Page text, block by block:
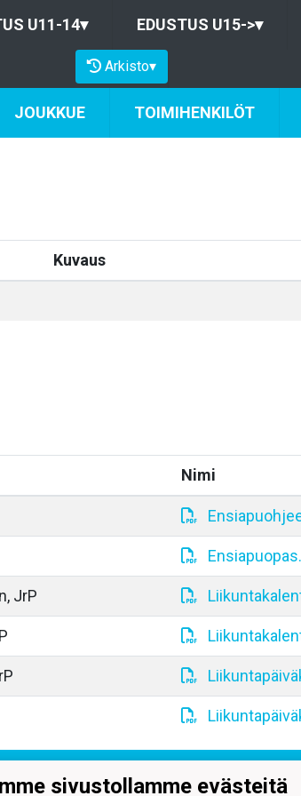
U11-14▾ EDUSTUS U15->▾
Arkisto▾
JOUKKUE TOIMIHENKILÖT
Kuvaus
Nimi
JrP
sivustollamme evästeitä